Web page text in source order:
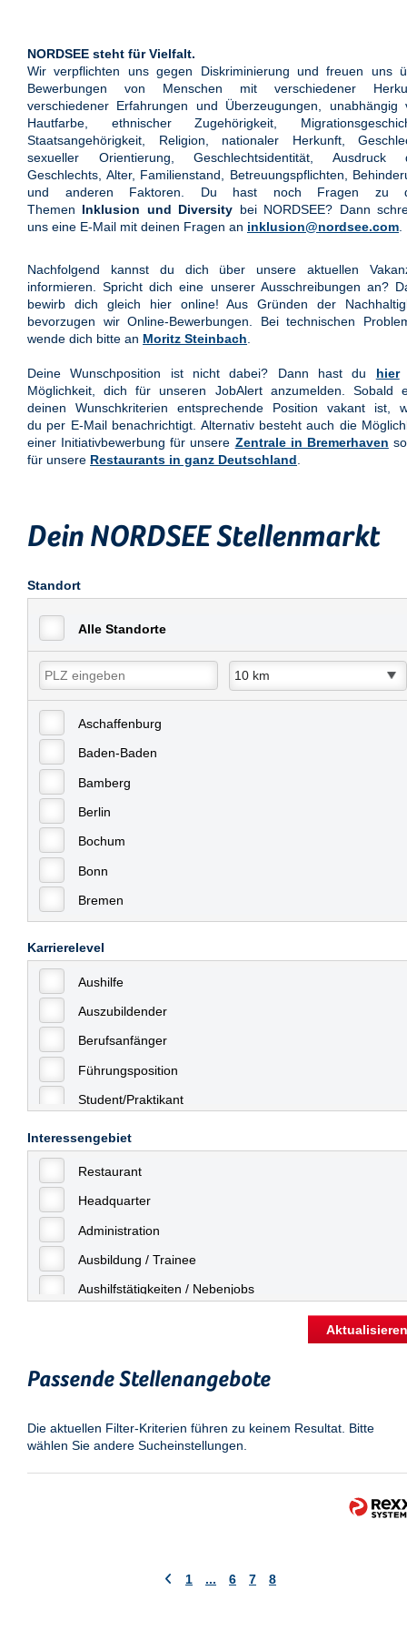
NORDSEE steht für Vielfalt.
Wir verpflichten uns gegen Diskriminierung und freuen uns
Bewerbungen von Menschen mit verschiedener
verschiedener Erfahrungen und Überzeugungen, unabhängig
Hautfarbe, ethnischer Zugehörigkeit,
Staatsangehörigkeit, Religion, nationaler Herkunft,
sexueller Orientierung, Geschlechtsidentität, Ausdruck
Geschlechts, Alter, Familienstand, Betreuungspflichten,
und anderen Faktoren. Du hast noch Fragen zu
Themen Inklusion und Diversity bei NORDSEE? Dann
uns eine E-Mail mit deinen Fragen an inklusion@nordsee.com
Nachfolgend kannst du dich über unsere aktuellen
informieren. Spricht dich eine unserer Ausschreibungen an?
bewirb dich gleich hier online! Aus Gründen der
bevorzugen wir Online-Bewerbungen. Bei technischen
wende dich bitte an Moritz Steinbach
Deine Wunschposition ist nicht dabei? Dann hast du hier
Möglichkeit, dich für unseren JobAlert anzumelden. Sobald
deinen Wunschkriterien entsprechende Position vakant ist,
du per E-Mail benachrichtigt. Alternativ besteht auch die
einer Initiativbewerbung für unsere Zentrale in Bremerhaven
für unsere Restaurants in ganz Deutschland
Dein NORDSEE Stellenmarkt
Standort
Alle Standorte
Aschaffenburg
Baden-Baden
Bamberg
Berlin
Bochum
Bonn
Bremen
Celle
Chemnitz
Dessau
Dresden
Düsseldorf
Erfurt
Essen
Frankfurt
Frankfurt am Main
Freiburg
Fulda
Göppingen
Hamburg
Heilbronn
Karrierelevel
Aushilfe
Auszubildender
Berufsanfänger
Führungsposition
Student/Praktikant
Interessengebiet
Restaurant
Headquarter
Administration
Ausbildung / Trainee
Aushilfstätigkeiten / Nebenjobs
Sonstiges
Passende Stellenangebote
Die aktuellen Filter-Kriterien führen zu keinem Resultat. Bitte
wählen Sie andere Sucheinstellungen.
1 ... 6 7 8